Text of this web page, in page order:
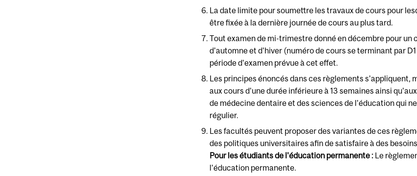
La date limite pour soumettre les travaux de cours pour
être fixée à la dernière journée de cours au plus tard.
Tout examen de mi-trimestre donné en décembre pour
d'automne et d'hiver (numéro de cours se terminant par
période d'examen prévue à cet effet.
Les principes énoncés dans ces règlements s'appliquent,
aux cours d'une durée inférieure à 13 semaines ainsi
de médecine dentaire et des sciences de l'éducation qui
régulier.
Les facultés peuvent proposer des variantes de ces
des politiques universitaires afin de satisfaire à des
Pour les étudiants de l'éducation permanente : Le
l'éducation permanente.